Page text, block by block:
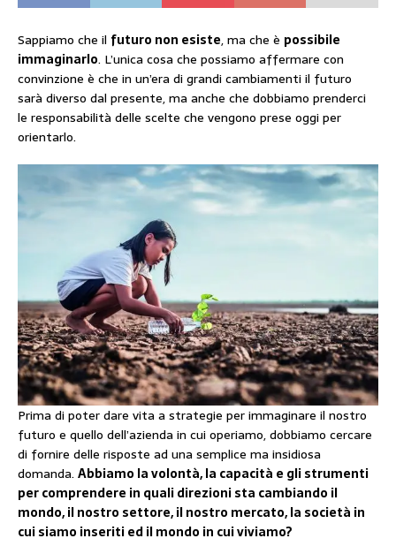
Sappiamo che il futuro non esiste, ma che è possibile
immaginarlo. L’unica cosa che possiamo affermare con
convinzione è che in un’era di grandi cambiamenti il futuro
sarà diverso dal presente, ma anche che dobbiamo prenderci
le responsabilità delle scelte che vengono prese oggi per
orientarlo.
Prima di poter dare vita a strategie per immaginare il nostro
futuro e quello dell’azienda in cui operiamo, dobbiamo cercare
di fornire delle risposte ad una semplice ma insidiosa
domanda. Abbiamo la volontà, la capacità e gli strumenti
per comprendere in quali direzioni sta cambiando il
mondo, il nostro settore, il nostro mercato, la società in
cui siamo inseriti ed il mondo in cui viviamo?